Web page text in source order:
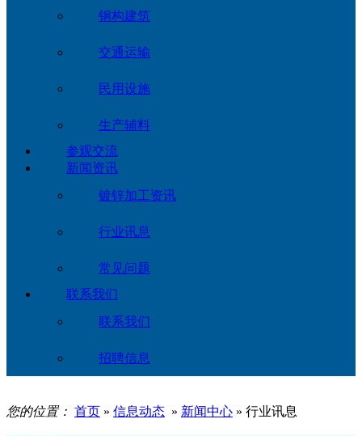
钢构建筑
交通运输
民用设施
生产辅料
参观交流
新闻资讯
镀锌加工资讯
行业讯息
常见问题
联系我们
联系我们
招聘信息
您的位置： 首页 » 信息动态 » 新闻中心 » 行业讯息